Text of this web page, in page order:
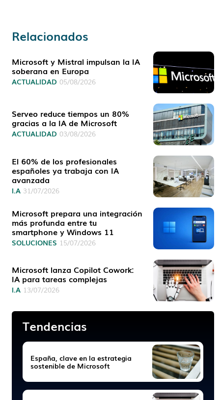
Relacionados
Microsoft y Mistral impulsan la IA
soberana en Europa
ACTUALIDAD 05/08/2026
Serveo reduce tiempos un 80%
gracias a la IA de Microsoft
ACTUALIDAD 03/08/2026
El 60% de los profesionales
españoles ya trabaja con IA
avanzada
I.A 31/07/2026
Microsoft prepara una integración
más profunda entre tu
smartphone y Windows 11
SOLUCIONES 15/07/2026
Microsoft lanza Copilot Cowork:
IA para tareas complejas
I.A 13/07/2026
Tendencias
España, clave en la estrategia
sostenible de Microsoft